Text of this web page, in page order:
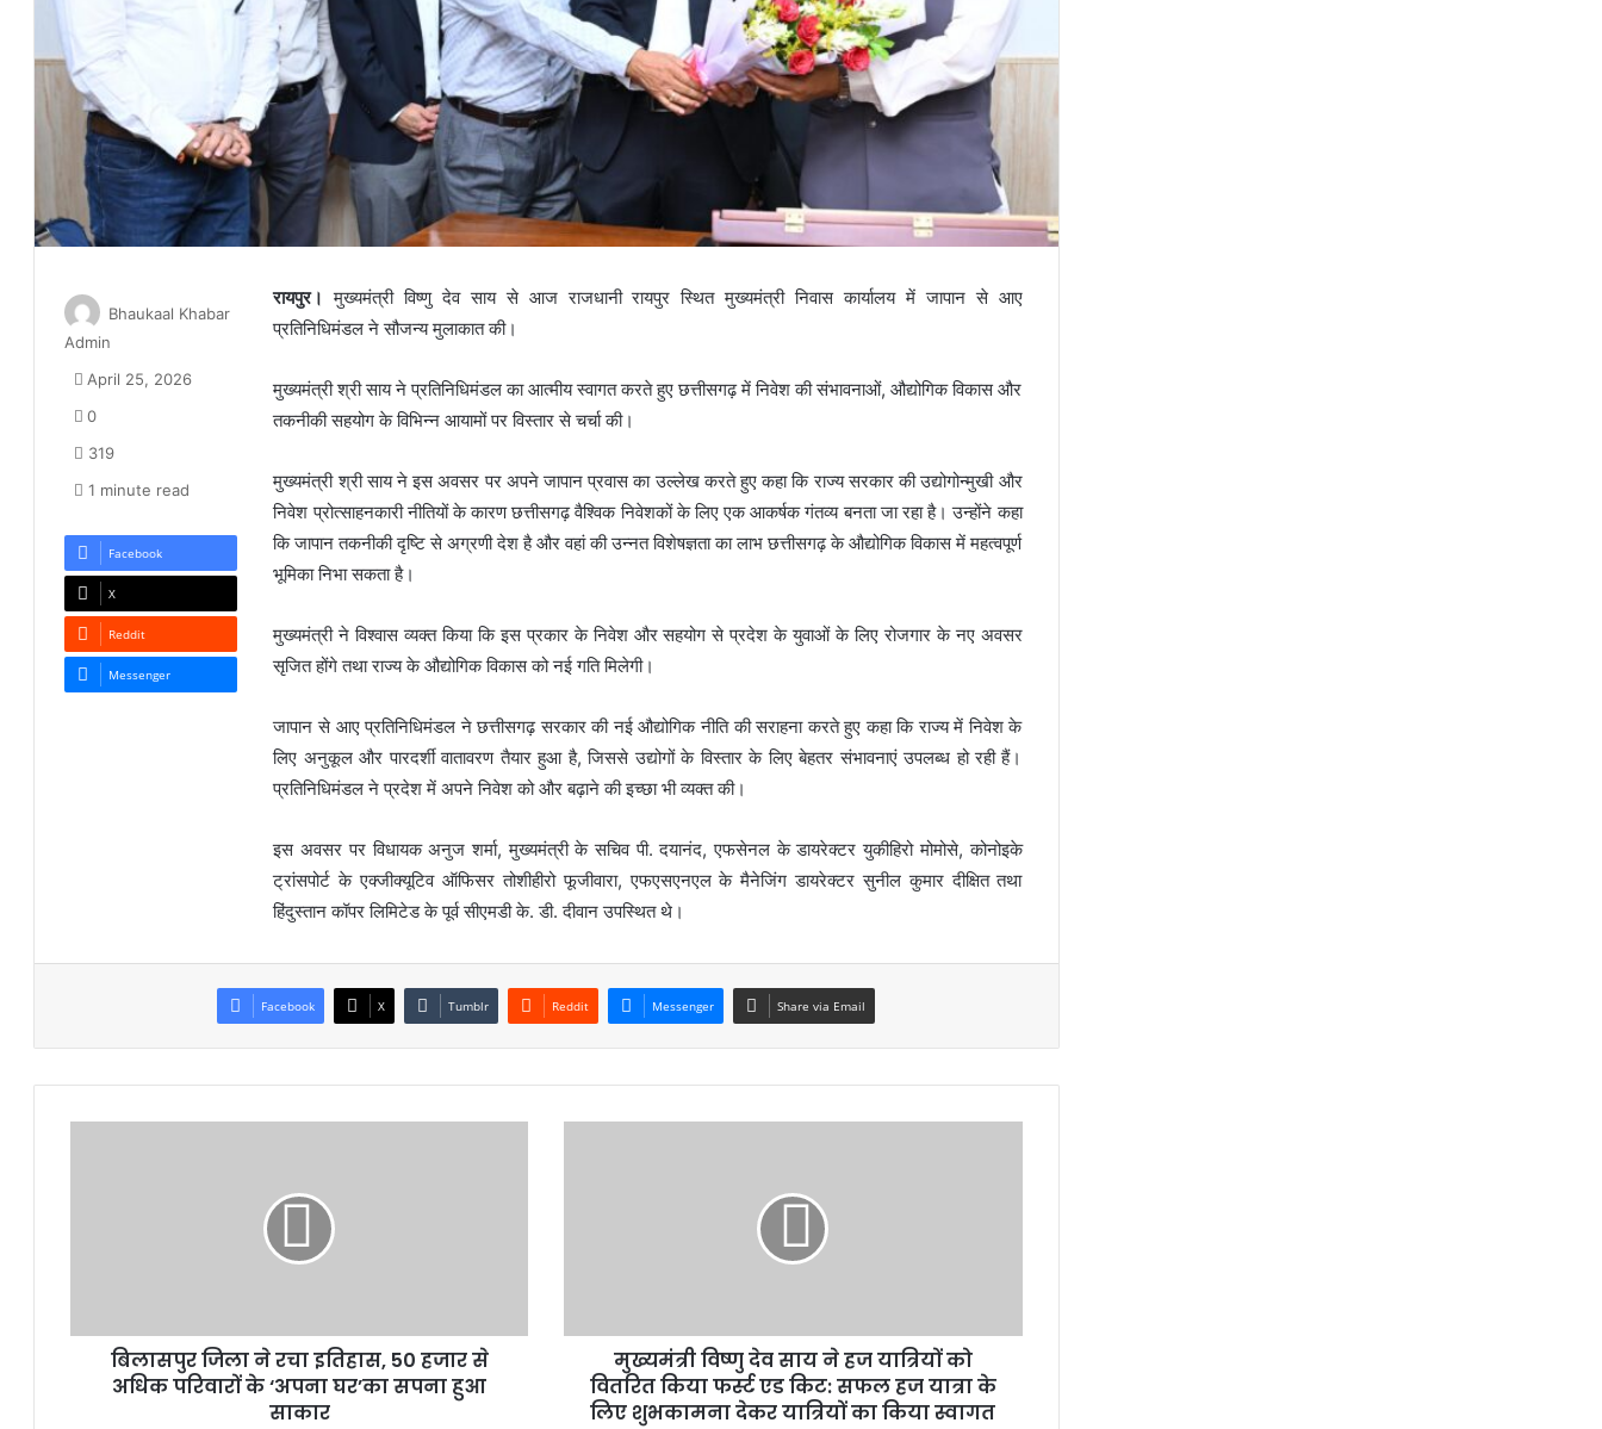
रायपुर। मुख्यमंत्री विष्णु देव साय से आज राजधानी रायपुर स्थित मुख्यमंत्री निवास कार्यालय में जापान से आए
प्रतिनिधिमंडल ने सौजन्य मुलाकात की।
मुख्यमंत्री श्री साय ने प्रतिनिधिमंडल का आत्मीय स्वागत करते हुए छत्तीसगढ़ में निवेश की संभावनाओं, औद्योगिक विकास और
तकनीकी सहयोग के विभिन्न आयामों पर विस्तार से चर्चा की।
मुख्यमंत्री श्री साय ने इस अवसर पर अपने जापान प्रवास का उल्लेख करते हुए कहा कि राज्य सरकार की उद्योगोन्मुखी और
निवेश प्रोत्साहनकारी नीतियों के कारण छत्तीसगढ़ वैश्विक निवेशकों के लिए एक आकर्षक गंतव्य बनता जा रहा है। उन्होंने कहा
कि जापान तकनीकी दृष्टि से अग्रणी देश है और वहां की उन्नत विशेषज्ञता का लाभ छत्तीसगढ़ के औद्योगिक विकास में महत्वपूर्ण
भूमिका निभा सकता है।
मुख्यमंत्री ने विश्वास व्यक्त किया कि इस प्रकार के निवेश और सहयोग से प्रदेश के युवाओं के लिए रोजगार के नए अवसर
सृजित होंगे तथा राज्य के औद्योगिक विकास को नई गति मिलेगी।
जापान से आए प्रतिनिधिमंडल ने छत्तीसगढ़ सरकार की नई औद्योगिक नीति की सराहना करते हुए कहा कि राज्य में निवेश के
लिए अनुकूल और पारदर्शी वातावरण तैयार हुआ है, जिससे उद्योगों के विस्तार के लिए बेहतर संभावनाएं उपलब्ध हो रही हैं।
प्रतिनिधिमंडल ने प्रदेश में अपने निवेश को और बढ़ाने की इच्छा भी व्यक्त की।
इस अवसर पर विधायक अनुज शर्मा, मुख्यमंत्री के सचिव पी. दयानंद, एफसेनल के डायरेक्टर युकीहिरो मोमोसे, कोनोइके
ट्रांसपोर्ट के एक्जीक्यूटिव ऑफिसर तोशीहीरो फूजीवारा, एफएसएनएल के मैनेजिंग डायरेक्टर सुनील कुमार दीक्षित तथा
हिंदुस्तान कॉपर लिमिटेड के पूर्व सीएमडी के. डी. दीवान उपस्थित थे।
Bhaukaal Khabar
Admin
April 25, 2026
0
319
1 minute read
Facebook
X
Reddit
Messenger
Facebook X Tumblr Reddit Messenger Share via Email
बिलासपुर जिला ने रचा इतिहास, 50 हजार से
अधिक परिवारों के ‘अपना घर’का सपना हुआ
साकार
मुख्यमंत्री विष्णु देव साय ने हज यात्रियों को
वितरित किया फर्स्ट एड किट: सफल हज यात्रा के
लिए शुभकामना देकर यात्रियों का किया स्वागत